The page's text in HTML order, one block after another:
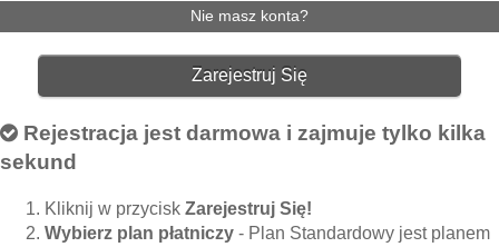
Nie masz konta?
Zarejestruj Się
Rejestracja jest darmowa i zajmuje tylko kilka
sekund
Kliknij w przycisk Zarejestruj Się!
Wybierz plan płatniczy - Plan Standardowy jest planem